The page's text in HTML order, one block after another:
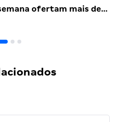
ofertam mais de…